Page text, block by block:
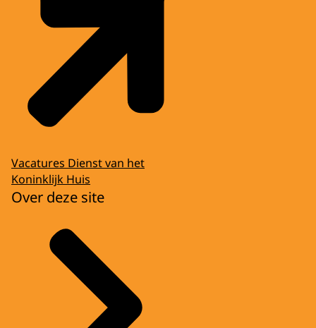
Vacatures Dienst van het
Koninklijk Huis
Over deze site